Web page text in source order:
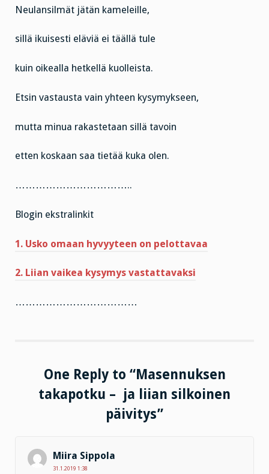
Neulansilmät jätän kameleille,
sillä ikuisesti eläviä ei täällä tule
kuin oikealla hetkellä kuolleista.
Etsin vastausta vain yhteen kysymykseen,
mutta minua rakastetaan sillä tavoin
etten koskaan saa tietää kuka olen.
……………………………..
Blogin ekstralinkit
1. Usko omaan hyvyyteen on pelottavaa
2. Liian vaikea kysymys vastattavaksi
………………………………
One Reply to “Masennuksen
takapotku – ja liian silkoinen
päivitys”
Miira Sippola
31.1.2019 1:38